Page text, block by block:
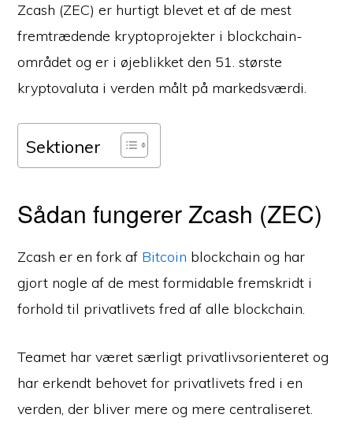
Zcash (ZEC) er hurtigt blevet et af de mest
fremtrædende kryptoprojekter i blockchain-
området og er i øjeblikket den 51. største
kryptovaluta i verden målt på markedsværdi.
Sektioner
Sådan fungerer Zcash (ZEC)
Zcash er en fork af Bitcoin blockchain og har
gjort nogle af de mest formidable fremskridt i
forhold til privatlivets fred af alle blockchain.
Teamet har været særligt privatlivsorienteret og
har erkendt behovet for privatlivets fred i en
verden, der bliver mere og mere centraliseret.